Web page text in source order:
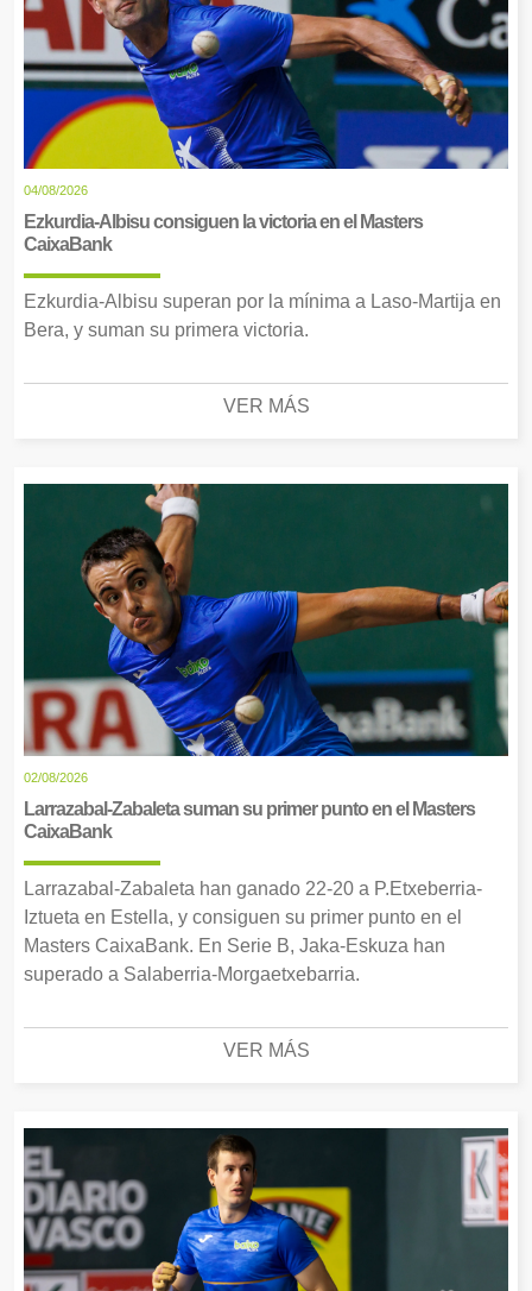
04/08/2026
Ezkurdia-Albisu consiguen la victoria en el Masters
CaixaBank
Ezkurdia-Albisu superan por la mínima a Laso-Martija en
Bera, y suman su primera victoria.
VER MÁS
02/08/2026
Larrazabal-Zabaleta suman su primer punto en el Masters
CaixaBank
Larrazabal-Zabaleta han ganado 22-20 a P.Etxeberria-
Iztueta en Estella, y consiguen su primer punto en el
Masters CaixaBank. En Serie B, Jaka-Eskuza han
superado a Salaberria-Morgaetxebarria.
VER MÁS